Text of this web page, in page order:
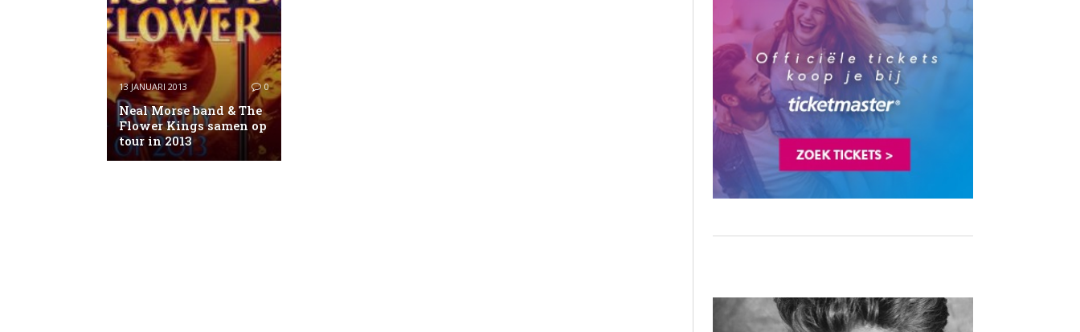
13 JANUARI 2013 0
Neal Morse band & The
Flower Kings samen op
tour in 2013